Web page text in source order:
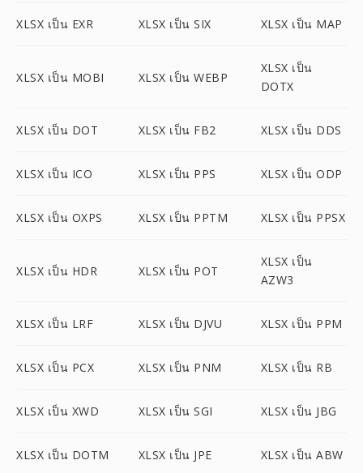
XLSX เป็น EXR XLSX เป็น SIX XLSX เป็น MAP
XLSX เป็น MOBI XLSX เป็น WEBP
XLSX เป็น
DOTX
XLSX เป็น DOT XLSX เป็น FB2 XLSX เป็น DDS
XLSX เป็น ICO XLSX เป็น PPS XLSX เป็น ODP
XLSX เป็น OXPS XLSX เป็น PPTM XLSX เป็น PPSX
XLSX เป็น HDR XLSX เป็น POT
XLSX เป็น
AZW3
XLSX เป็น LRF XLSX เป็น DJVU XLSX เป็น PPM
XLSX เป็น PCX XLSX เป็น PNM XLSX เป็น RB
XLSX เป็น XWD XLSX เป็น SGI XLSX เป็น JBG
XLSX เป็น DOTM XLSX เป็น JPE XLSX เป็น ABW